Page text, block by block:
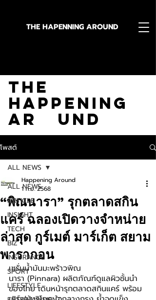
THE HAPENNING AROUND
The
Happening
Ar und
โพสต์
ALL NEWS
ARTICLE
INSIGHT
TECH
BIZ
INSURANCE
SPORT
LIFESTYLE
ALL NEWS
“พิณนารา” รุกตลาดสกิน
แคร์ ฉลองเปิดวางจำหน่าย
ล่าสุด กูร์เมต์ มาร์เก็ต สยาม
พารากอน
Happening Around
1 ก.ย. 2568
เซรั่มน้ำมันมะพร้าวพิณ
นารา (Pinnara) ผลิตภัณฑ์ดูแลผิวชั้นนำ
ของไทย เดินหน้ารุกตลาดสกินแคร์ พร้อม